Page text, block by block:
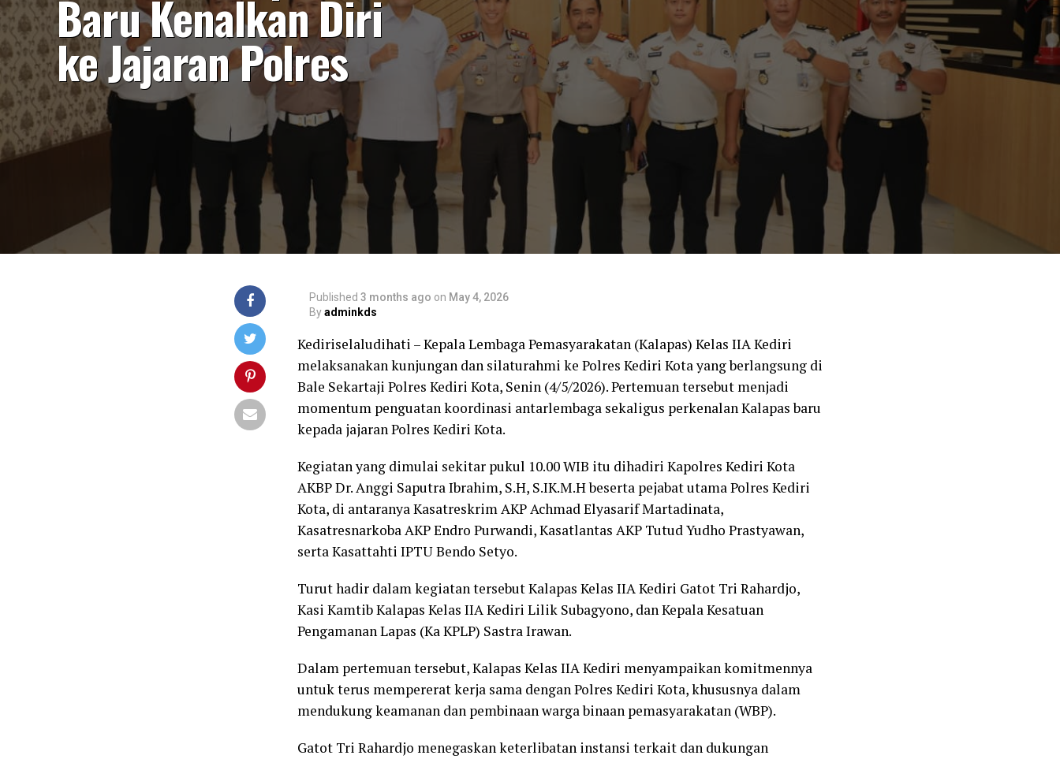
Baru Kenalkan Diri
ke Jajaran Polres
Published 3 months ago on May 4, 2026
Byadminkds
Kediriselaludihati – Kepala Lembaga Pemasyarakatan (Kalapas) Kelas IIA Kediri
melaksanakan kunjungan dan silaturahmi ke Polres Kediri Kota yang berlangsung di
Bale Sekartaji Polres Kediri Kota, Senin (4/5/2026). Pertemuan tersebut menjadi
momentum penguatan koordinasi antarlembaga sekaligus perkenalan Kalapas baru
kepada jajaran Polres Kediri Kota.
Kegiatan yang dimulai sekitar pukul 10.00 WIB itu dihadiri Kapolres Kediri Kota
AKBP Dr. Anggi Saputra Ibrahim, S.H, S.IK.M.H beserta pejabat utama Polres Kediri
Kota, di antaranya Kasatreskrim AKP Achmad Elyasarif Martadinata,
Kasatresnarkoba AKP Endro Purwandi, Kasatlantas AKP Tutud Yudho Prastyawan,
serta Kasattahti IPTU Bendo Setyo.
Turut hadir dalam kegiatan tersebut Kalapas Kelas IIA Kediri Gatot Tri Rahardjo,
Kasi Kamtib Kalapas Kelas IIA Kediri Lilik Subagyono, dan Kepala Kesatuan
Pengamanan Lapas (Ka KPLP) Sastra Irawan.
Dalam pertemuan tersebut, Kalapas Kelas IIA Kediri menyampaikan komitmennya
untuk terus mempererat kerja sama dengan Polres Kediri Kota, khususnya dalam
mendukung keamanan dan pembinaan warga binaan pemasyarakatan (WBP).
Gatot Tri Rahardjo menegaskan keterlibatan instansi terkait dan dukungan